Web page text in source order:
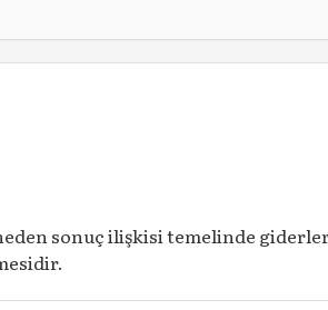
sonuç ilişkisi temelinde